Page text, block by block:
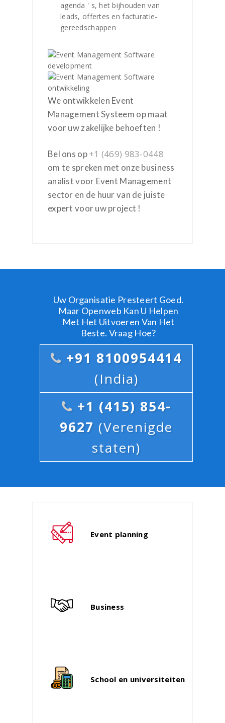
agenda ' s, het bijhouden van
leads, offertes en facturatie-
gereedschappen
We ontwikkelen Event
Management Systeem op maat
voor uw zakelijke behoeften !
Bel ons op+1 (469) 983-0448
om te spreken met onze business
analist voor Event Management
sector en de huur van de juiste
expert voor uw project !
Uw Organisatie Presteert Goed.
Maar Openweb Kan U Helpen
Met Het Uitvoeren Van Het
Beste. Vraag Hoe?
+91 8100954414
(India)
+1 (415) 854-
9627 (Verenigde
staten)
Event planning
Business
School en universiteiten